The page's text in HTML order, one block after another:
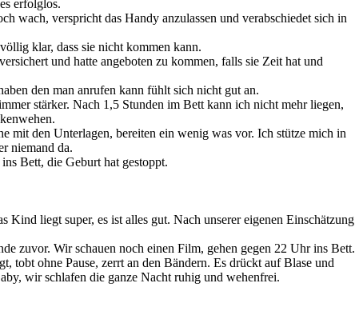
erfolglos.
wach, verspricht das Handy anzulassen und verabschiedet sich in
klar, dass sie nicht kommen kann.
und hatte angeboten zu kommen, falls sie Zeit hat und
den man anrufen kann fühlt sich nicht gut an.
stärker. Nach 1,5 Stunden im Bett kann ich nicht mehr liegen,
mit den Unterlagen, bereiten ein wenig was vor. Ich stütze mich in
niemand da.
Bett, die Geburt hat gestoppt.
liegt super, es ist alles gut. Nach unserer eigenen Einschätzung
zuvor. Wir schauen noch einen Film, gehen gegen 22 Uhr ins Bett.
tobt ohne Pause, zerrt an den Bändern. Es drückt auf Blase und
wir schlafen die ganze Nacht ruhig und wehenfrei.